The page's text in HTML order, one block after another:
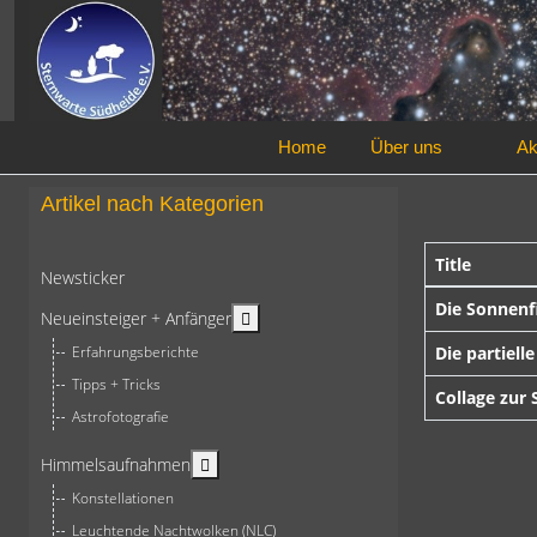
Home Über uns
Artikel nach Kategorien
Newsticker
Neueinsteiger + Anfänger
More about: Neueinsteiger +
Erfahrungsberichte
Tipps + Tricks
Astrofotografie
Himmelsaufnahmen
Konstellationen
Leuchtende Nachtwolken (NLC)
Beiträge
Title
Die
Die
Collage zur